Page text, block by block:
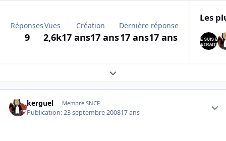
Réponses
9
Vues
2,6k
Création
17 ans17 ans
Dernière réponse
17 ans17 ans
Les
Expand topic overview
kerguel Membre SNCF
Publication:23 septembre 200817 ans